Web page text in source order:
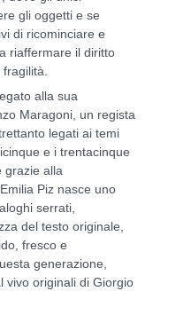
gli oggetti e se
di ricominciare e
riaffermare il diritto
alla sua
Maragoni, un regista
legati ai temi
e i trentacinque
grazie alla
Piz nasce uno
serrati,
del testo originale,
fresco e
generazione,
vivo originali di Giorgio